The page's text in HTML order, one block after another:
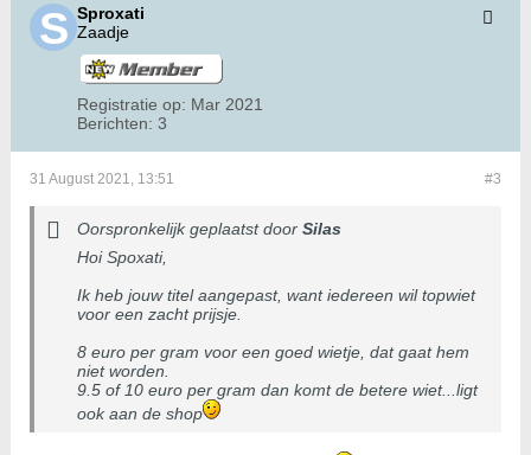
Sproxati
Zaadje
Registratie op: Mar 2021
Berichten: 3
#3
31 August 2021, 13:51
Oorspronkelijk geplaatst door Silas
Hoi Spoxati,
Ik heb jouw titel aangepast, want iedereen wil topwiet
voor een zacht prijsje.
8 euro per gram voor een goed wietje, dat gaat hem
niet worden.
9.5 of 10 euro per gram dan komt de betere wiet...ligt
ook aan de shop